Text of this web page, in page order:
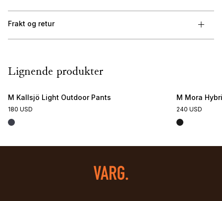
Frakt og retur
Lignende produkter
M Kallsjö Light Outdoor Pants
180 USD
M Mora
240 USD